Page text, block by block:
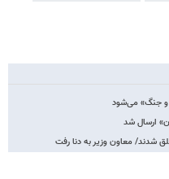
و جنگ» می‌شود